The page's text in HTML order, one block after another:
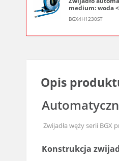
medium: woda
BGX4H1230ST
Opis
Zwijadła węży serii BGX
Konstrukcja